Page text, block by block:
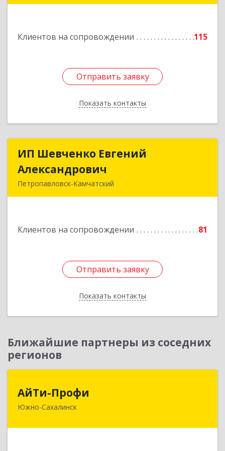
Клиентов на сопровождении 115
Отправить заявку
Показать контакты
Подробнее
Отправить заявку
Назад
ИП Шевченко Евгений
Александрович
Петропавловск-Камчатский
Клиентов на сопровождении 81
Отправить заявку
Показать контакты
ИП Шевченко Евгений
Отправить заявку
Назад
Ближайшие партнеры из соседних
регионов
АйТи-Профи
Южно-Сахалинск693023, Сахалинская обл, город Южно-